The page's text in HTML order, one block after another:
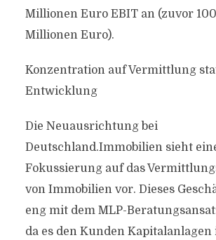
Millionen Euro EBIT an (zuvor 100
Millionen Euro).
Konzentration auf Vermittlung
Entwicklung
Die Neuausrichtung bei
Deutschland.Immobilien sieht
Fokussierung auf das
von Immobilien vor. Dieses
eng mit dem MLP-
da es den Kunden Kapitalanlagen